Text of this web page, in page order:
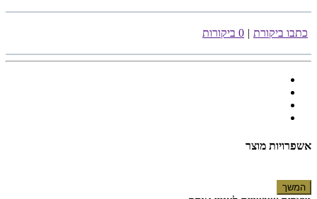
כתבו ביקורת | 0 ביקורות
אשפרויות מוצר
המשך